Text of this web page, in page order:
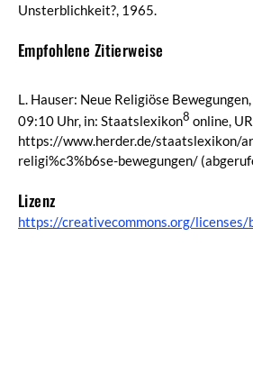
Unsterblichkeit?, 1965.
Empfohlene Zitierweise
L. Hauser: Neue Religiöse
09:10 Uhr, in: Staatslexikon8 online,
https://www.herder.de/staatslexikon/
religi%c3%b6se-bewegungen/
Lizenz
https://creativecommons.org/licenses/